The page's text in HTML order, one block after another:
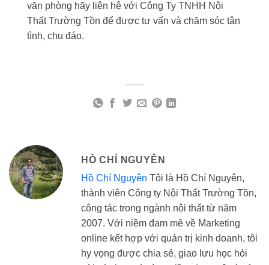
văn phòng hãy liên hệ với Công Ty TNHH Nội
Thất Trường Tồn để được tư vấn và chăm sóc tận
tình, chu đáo.
HỒ CHÍ NGUYÊN
Hồ Chí Nguyên Tôi là Hồ Chí Nguyên,
thành viên Công ty Nội Thất Trường Tồn,
công tác trong ngành nội thất từ năm
2007. Với niềm đam mê về Marketing
online kết hợp với quản trị kinh doanh, tôi
hy vọng được chia sẻ, giao lưu học hỏi